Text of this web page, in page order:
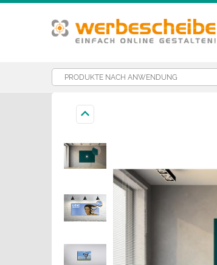
PRODUKTE NACH ANWENDUNG